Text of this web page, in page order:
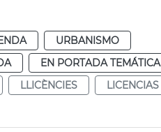
URBANISMO
EN PORTADA TEMÁTICA
LLICÈNCIES LICENCIAS